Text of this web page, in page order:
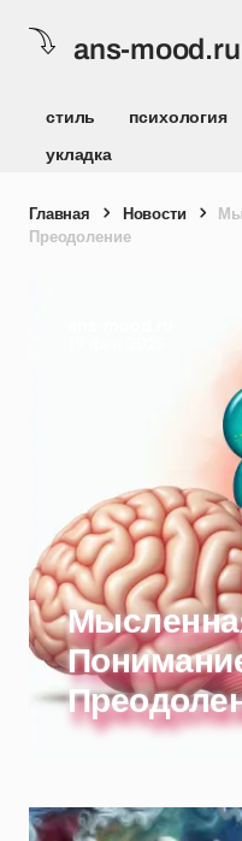
ans-mood.ru
стиль психология
укладка
Главная Новости
Преодоление